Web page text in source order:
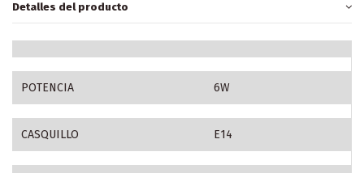
Detalles del producto
POTENCIA 6W
CASQUILLO E14